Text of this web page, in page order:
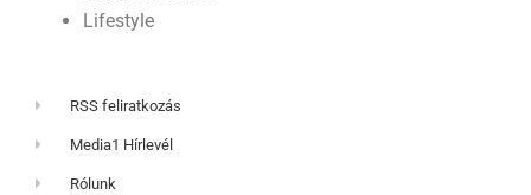
Lifestyle
RSS feliratkozás
Media1 Hírlevél
Rólunk